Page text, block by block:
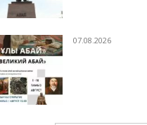
07.08.2026